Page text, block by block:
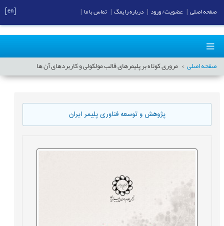
صفحه اصلی مروری کوتاه بر پلیمرهای قالب مولکولی و کاربردهای آن ها
پژوهش و توسعه فناوری پلیمر ایران
صفحه اصلی عضویت/ ورود درباره رایمگ تماس با ما